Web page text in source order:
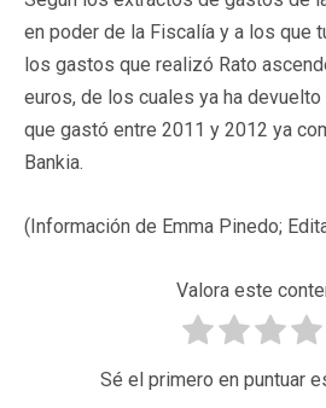
en poder de la Fiscalía y a los que
los gastos que realizó Rato
euros, de los cuales ya ha
que gastó entre 2011 y 2012 ya
Bankia.
(Información de Emma Pinedo;
Valora este
Sé el primero en puntuar